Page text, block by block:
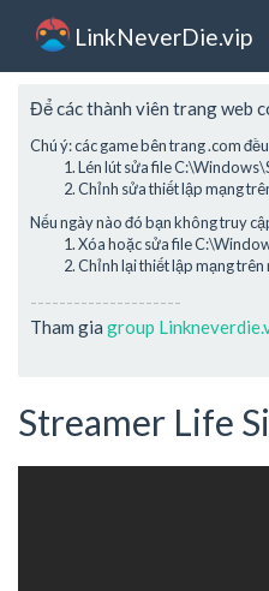
LinkNeverDie.vip
Để các thành viên trang web
Chú ý: các game bên trang .com
Lén lút sửa file
Chỉnh sửa thiết lập mạng
Nếu ngày nào đó bạn không truy
Xóa hoặc sửa file
Chỉnh lại thiết lập mạng
---------------------
Tham gia group
Streamer Life